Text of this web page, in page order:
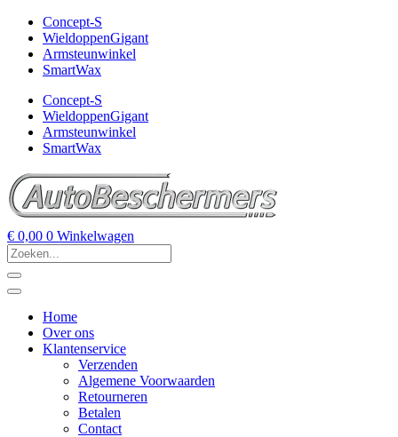
Concept-S
WieldoppenGigant
Armsteunwinkel
SmartWax
Concept-S
WieldoppenGigant
Armsteunwinkel
SmartWax
€ 0,00 0 Winkelwagen
Home
Over ons
Klantenservice
Verzenden
Algemene Voorwaarden
Retourneren
Betalen
Contact